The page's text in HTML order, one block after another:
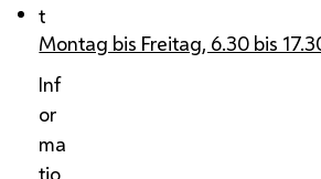
t
Montag bis Freitag, 6.30 bis
Inf
or
ma
tio